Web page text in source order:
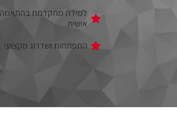
למידה מתקדמת בהתאמה
אישית
התפתחות ושדרוג מקצועי